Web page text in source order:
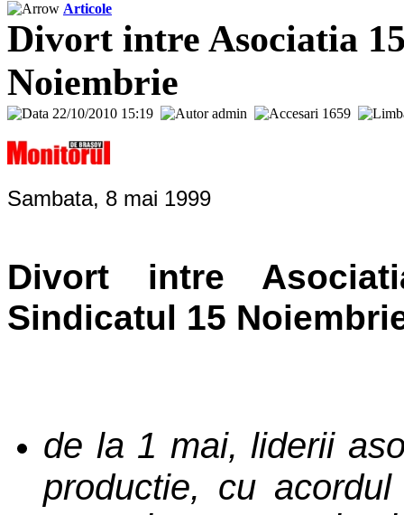
Articole
Divort intre Asociatia
Noiembrie
22/10/2010 15:19 admin 1659
Sambata, 8 mai 1999
Divort intre
Sindicatul 15
de la 1 mai, liderii
productie, cu